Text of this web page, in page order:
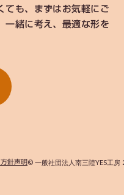
も、まずはお気軽にご
緒に考え、最適な形を
針声明© 一般社団法人南三陸YES工房